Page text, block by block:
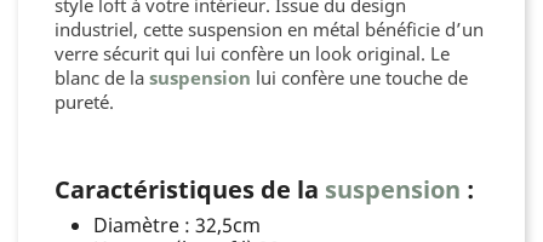
style loft à votre intérieur. Issue du design
industriel, cette suspension en métal bénéficie d’un
verre sécurit qui lui confère un look original. Le
blanc de la suspension lui confère une touche de
pureté.
Caractéristiques de la suspension :
Diamètre : 32,5cm